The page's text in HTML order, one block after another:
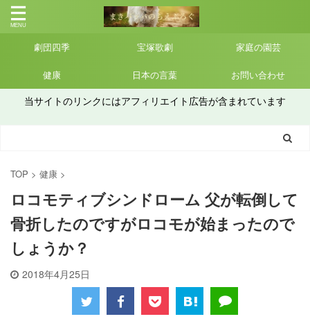
劇団四季 宝塚歌劇 家庭の園芸
健康 日本の言葉 お問い合わせ
当サイトのリンクにはアフィリエイト広告が含まれています
TOP > 健康 >
ロコモティブシンドローム 父が転倒して
骨折したのですがロコモが始まったので
しょうか？
2018年4月25日